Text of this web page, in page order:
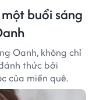
buổi sáng
Oanh, không chỉ
thức bởi
của miền quê.